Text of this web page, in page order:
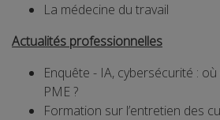
La médecine du travail
Actualités professionnelles
Enquête - IA, cybersécurité :
PME ?
Formation sur l’entretien des